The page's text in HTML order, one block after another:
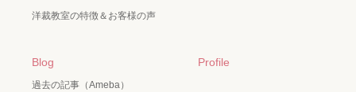
洋裁教室の特徴＆お客様の声
Blog
過去の記事（Ameba）
Profile